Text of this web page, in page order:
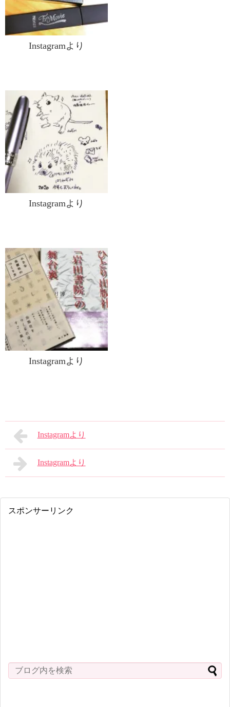
Instagramより
Instagramより
Instagramより
Instagramより
Instagramより
スポンサーリンク